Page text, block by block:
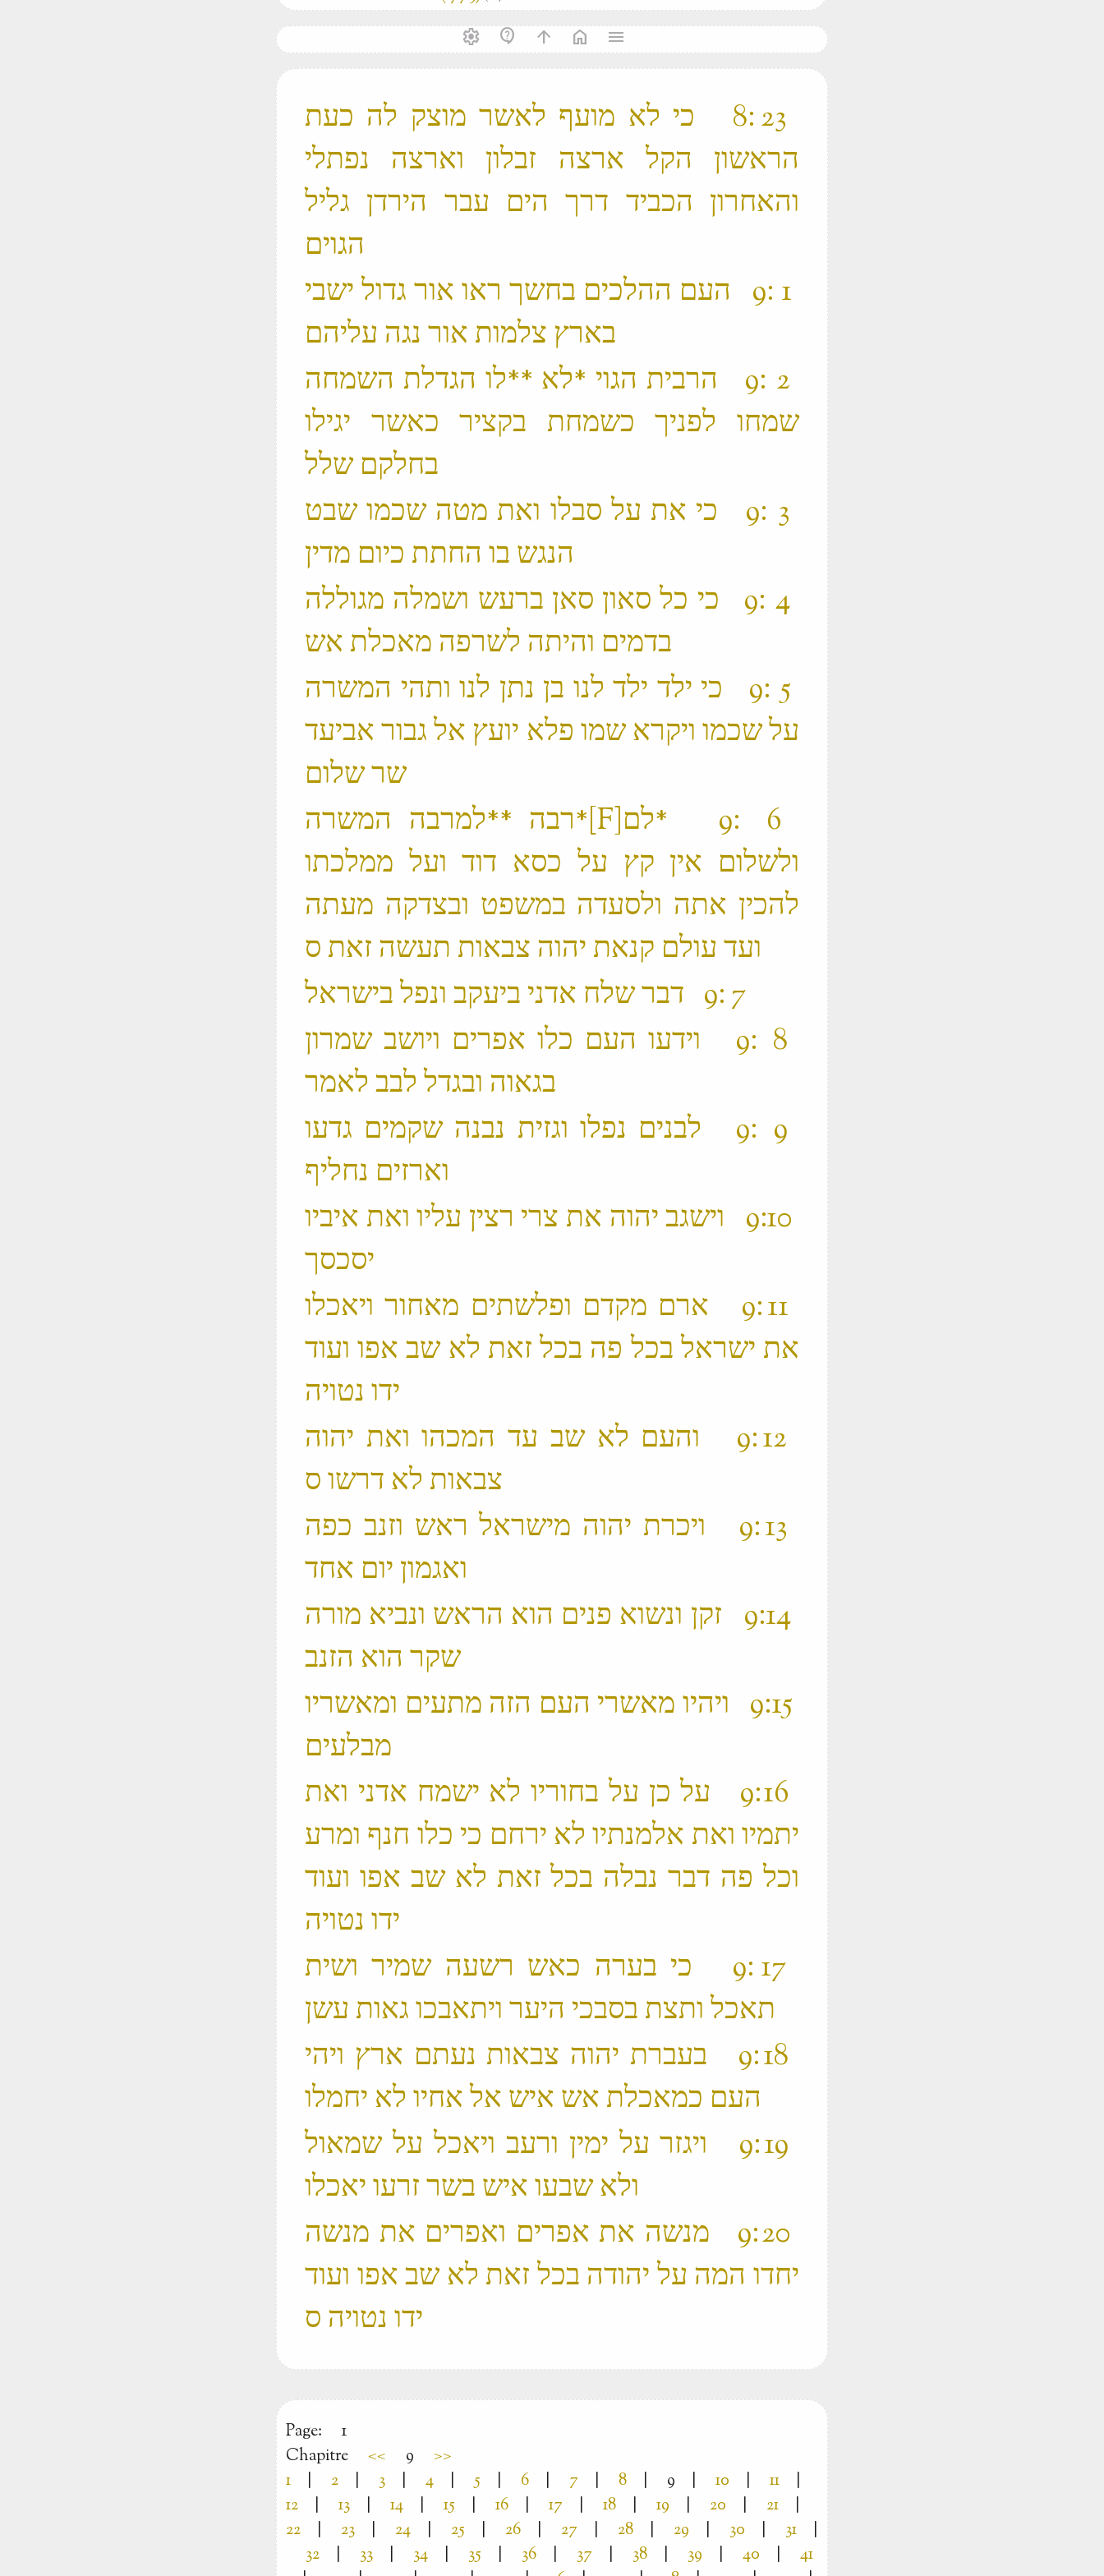
settings contact_support arrow_upward home menu
‫ 23 ׃8 כי לא מועף לאשר מוצק לה כעת
הראשון הקל ארצה זבלון וארצה נפתלי
והאחרון הכביד דרך הים עבר הירדן גליל
‫ 1 ׃9 העם ההלכים בחשך ראו אור גדול ישבי
‫ 2 ׃9 הרבית הגוי *לא **לו הגדלת השמחה
שמחו לפניך כשמחת בקציר כאשר יגילו
‫ 3 ׃9 כי את על סבלו ואת מטה שכמו שבט
‫ 4 ׃9 כי כל סאון סאן ברעש ושמלה מגוללה
‫ 5 ׃9 כי ילד ילד לנו בן נתן לנו ותהי המשרה
על שכמו ויקרא שמו פלא יועץ אל גבור אביעד
שר שלום ‬
‫ 6 ׃9 *לם‪[F]‬*רבה **למרבה המשרה
ולשלום אין קץ על כסא דוד ועל ממלכתו
להכין אתה ולסעדה במשפט ובצדקה מעתה
‫ 8 ׃9 וידעו העם כלו אפרים ויושב שמרון
‫ 9 ׃9 לבנים נפלו וגזית נבנה שקמים גדעו
‫ 10 ׃9 וישגב יהוה את צרי רצין עליו ואת איביו
‫ 11 ׃9 ארם מקדם ופלשתים מאחור ויאכלו
את ישראל בכל פה בכל זאת לא שב אפו ועוד
‫ 12 ׃9 והעם לא שב עד המכהו ואת יהוה
‫ 13 ׃9 ויכרת יהוה מישראל ראש וזנב כפה
‫ 14 ׃9 זקן ונשוא פנים הוא הראש ונביא מורה
שקר הוא הזנב ‬
‫ 15 ׃9 ויהיו מאשרי העם הזה מתעים ומאשריו
‫ 16 ׃9 על כן על בחוריו לא ישמח אדני ואת
יתמיו ואת אלמנתיו לא ירחם כי כלו חנף ומרע
וכל פה דבר נבלה בכל זאת לא שב אפו ועוד
‫ 17 ׃9 כי בערה כאש רשעה שמיר ושית
‫ 18 ׃9 בעברת יהוה צבאות נעתם ארץ ויהי
‫ 19 ׃9 ויגזר על ימין ורעב ויאכל על שמאול
‫ 20 ׃9 מנשה את אפרים ואפרים את מנשה
יחדו המה על יהודה בכל זאת לא שב אפו ועוד
Page:
1
Chapitre
<< 9
>>
1
| 2 | 3 | 4 | 5 | 6 | 7 | 8 | 9 | 10 | 11
|
12
| 13 | 14 | 15 | 16 | 17 | 18 | 19 | 20 | 21
|
22
| 23 | 24 | 25 | 26 | 27 | 28 | 29 | 30 | 31
|
32
| 33 | 34 | 35 | 36 | 37 | 38 | 39 | 40 |
41